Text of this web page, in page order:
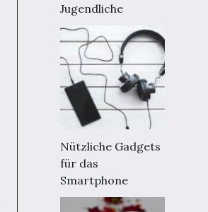
Jugendliche
Nützliche Gadgets
für das
Smartphone